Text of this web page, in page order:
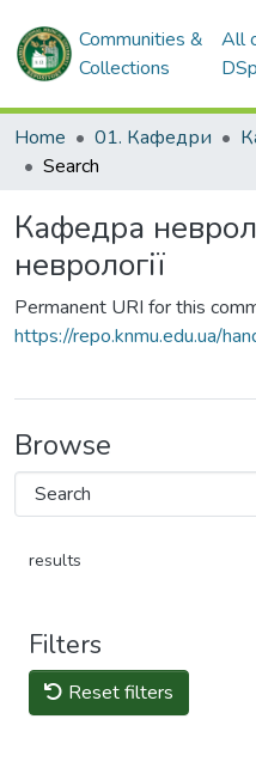
Communities &
Collections
All
Home 01. Кафедри
Search
Кафедра
неврології
Permanent URI for this
https://repo.knmu.edu.ua/
Browse
results
Filters
Reset filters